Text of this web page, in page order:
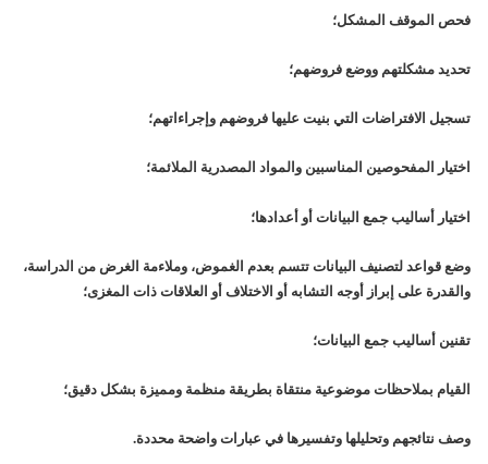
فحص الموقف المشكل؛
تحديد مشكلتهم ووضع فروضهم؛
تسجيل الافتراضات التي بنيت عليها فروضهم وإجراءاتهم؛
اختيار المفحوصين المناسبين والمواد المصدرية الملائمة؛
اختيار أساليب جمع البيانات أو أعدادها؛
وضع قواعد لتصنيف البيانات تتسم بعدم الغموض، وملاءمة الغرض من الدراسة،
والقدرة على إبراز أوجه التشابه أو الاختلاف أو العلاقات ذات المغزى؛
تقنين أساليب جمع البيانات؛
القيام بملاحظات موضوعية منتقاة بطريقة منظمة ومميزة بشكل دقيق؛
وصف نتائجهم وتحليلها وتفسيرها في عبارات واضحة محددة.